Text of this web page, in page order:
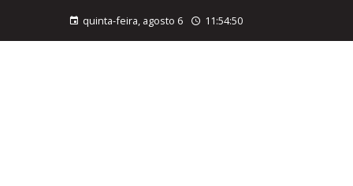
quinta-feira, agosto 6 11:54:51